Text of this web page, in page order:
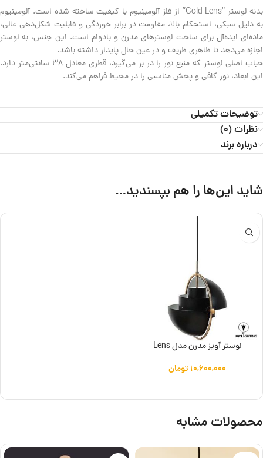
بدنه لوستر “Gold Lens” از فلز آلومینیوم با کیفیت ساخته شده است. آلومینیوم
به دلیل سبکی، استحکام بالا، مقاومت در برابر خوردگی و قابلیت شکل‌دهی عالی،
ماده‌ای ایده‌آل برای ساخت لوسترهای مدرن و بادوام است. این جنس، به لوستر
اجازه می‌دهد تا ظاهری ظریف و در عین حال پایدار داشته باشد.
حباب اصلی لوستر که منبع نور را در بر می‌گیرد، قطری معادل 38 سانتی‌متر دارد.
این ابعاد، نور کافی و پخش مناسبی را در محیط فراهم می‌کند.
توضیحات تکمیلی
نظرات (0)
درباره برند
شاید این‌ها را هم بپسندید…
لوستر آویز مدرن مدل Lens
۱۰,۶۰۰,۰۰۰ تومان
محصولات مشابه